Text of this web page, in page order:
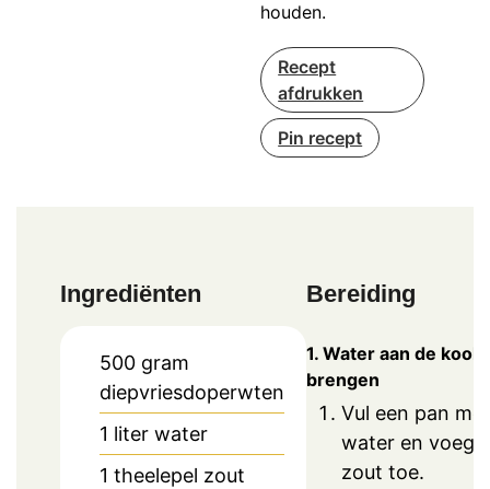
houden.
Recept
afdrukken
Pin recept
Ingrediënten
500 gram
diepvriesdoperwten
1 liter water
1 theelepel zout
Bereiding
1. Water aan de kook
brengen
Vul een pan
water en voeg
zout toe.